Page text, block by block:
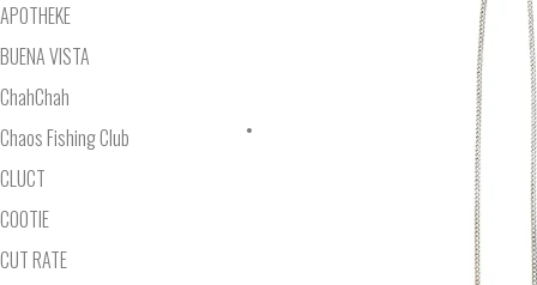
APOTHEKE
BUENA VISTA
ChahChah
Chaos Fishing Club
CLUCT
COOTIE
CUT RATE